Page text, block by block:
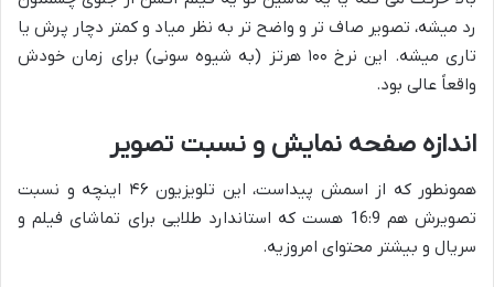
رد میشه، تصویر صاف تر و واضح تر به نظر میاد و کمتر دچار پرش یا
تاری میشه. این نرخ ۱۰۰ هرتز (به شیوه سونی) برای زمان خودش
واقعاً عالی بود.
اندازه صفحه نمایش و نسبت تصویر
همونطور که از اسمش پیداست، این تلویزیون ۴۶ اینچه و نسبت
تصویرش هم 16:9 هست که استاندارد طلایی برای تماشای فیلم و
سریال و بیشتر محتوای امروزیه.